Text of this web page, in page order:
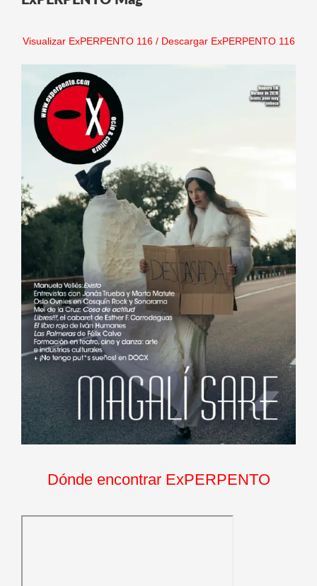
Visualizar ExPERPENTO 116/ Descargar ExPERPENTO 116
Dónde encontrar ExPERPENTO